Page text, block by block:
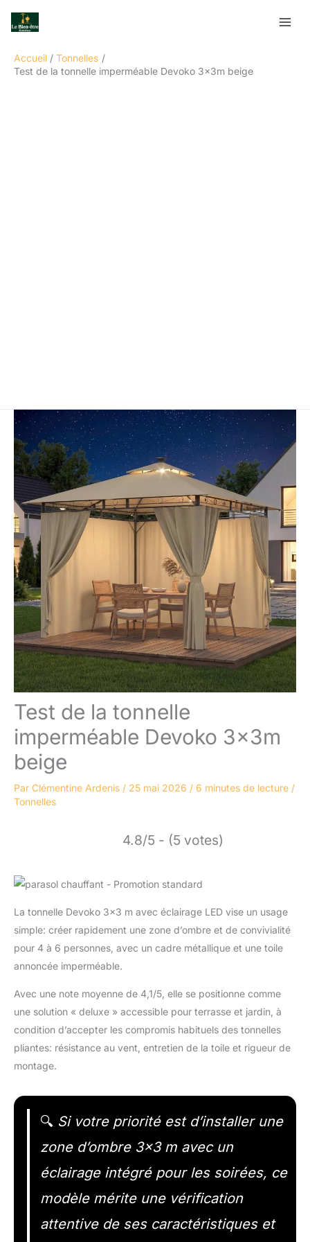
Accueil
Tonnelles
Test de la tonnelle imperméable Devoko 3x3m beige
Test de la tonnelle
imperméable Devoko 3x3m
beige
Par Clémentine Ardenis / 25 mai 2026 / 6 minutes de lecture /
Tonnelles
4.8/5 - (5 votes)
La tonnelle Devoko 3×3 m avec éclairage LED vise un usage
simple: créer rapidement une zone d’ombre et de convivialité
pour 4 à 6 personnes, avec un cadre métallique et une toile
annoncée imperméable.
Avec une note moyenne de 4,1/5, elle se positionne comme
une solution « deluxe » accessible pour terrasse et jardin, à
condition d’accepter les compromis habituels des tonnelles
pliantes: résistance au vent, entretien de la toile et rigueur de
montage.
🔍 Si votre priorité est d’installer une
zone d’ombre 3×3 m avec un
éclairage intégré pour les soirées, ce
modèle mérite une vérification
attentive de ses caractéristiques et